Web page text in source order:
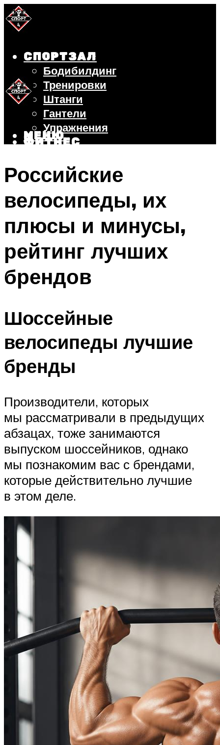
СПОРТЗАЛ
Бодибилдинг
Тренировки
Штанги
Гантели
Упражнения
ФИТНЕС
ВЕЛОСИПЕД
ПОХУДЕНИЕ
МЕНЮ
Российские
велосипеды, их
плюсы и минусы,
рейтинг лучших
брендов
Шоссейные
велосипеды лучшие
бренды
Производители, которых
мы рассматривали в предыдущих
абзацах, тоже занимаются
выпуском шоссейников, однако
мы познакомим вас с брендами,
которые действительно лучшие
в этом деле.